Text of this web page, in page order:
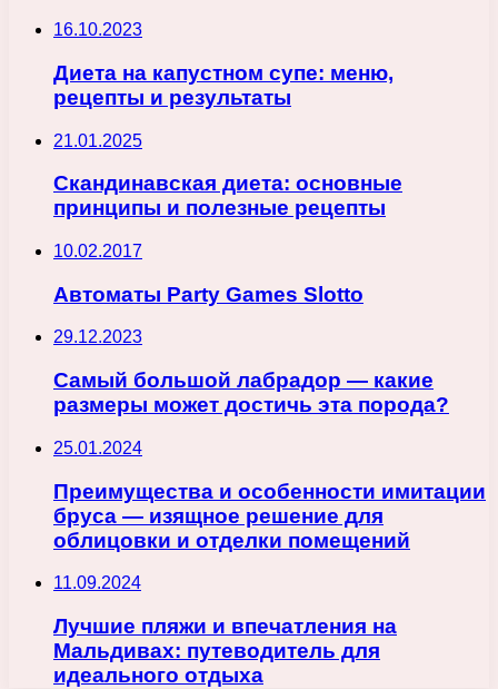
16.10.2023
Диета на капустном супе: меню,
рецепты и результаты
21.01.2025
Скандинавская диета: основные
принципы и полезные рецепты
10.02.2017
Автоматы Party Games Slotto
29.12.2023
Самый большой лабрадор — какие
размеры может достичь эта порода?
25.01.2024
Преимущества и особенности имитации
бруса — изящное решение для
облицовки и отделки помещений
11.09.2024
Лучшие пляжи и впечатления на
Мальдивах: путеводитель для
идеального отдыха